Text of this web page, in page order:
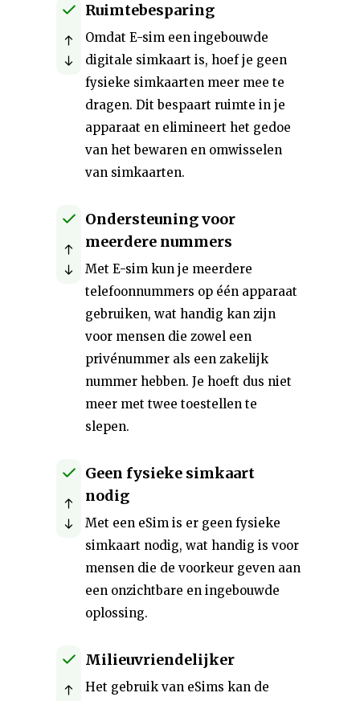
Ruimtebesparing
Omdat E-sim een ingebouwde
digitale simkaart is, hoef je geen
fysieke simkaarten meer mee te
dragen. Dit bespaart ruimte in je
apparaat en elimineert het gedoe
van het bewaren en omwisselen
van simkaarten.
Ondersteuning voor
meerdere nummers
Met E-sim kun je meerdere
telefoonnummers op één apparaat
gebruiken, wat handig kan zijn
voor mensen die zowel een
privénummer als een zakelijk
nummer hebben. Je hoeft dus niet
meer met twee toestellen te
slepen.
Geen fysieke simkaart
nodig
Met een eSim is er geen fysieke
simkaart nodig, wat handig is voor
mensen die de voorkeur geven aan
een onzichtbare en ingebouwde
oplossing.
Milieuvriendelijker
Het gebruik van eSims kan de